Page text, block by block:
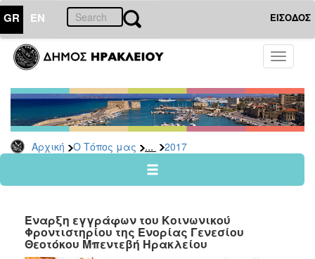
GR EN ΕΙΣΟΔΟΣ
Toggle
Αρχική Ο Τόπος μας ... 2017
ΤΟΠΟΣ
ΜΑΣ
Ανακοινώσεις
Αρχείο
2026
2024
2022
2021
Έναρξη εγγράφων του Κοινωνικού
Φροντιστηρίου της Ενορίας Γενεσίου
Θεοτόκου Μπεντεβή Ηρακλείου